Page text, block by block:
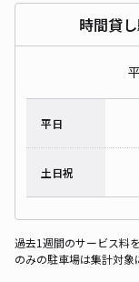
時間貸
平日
土日祝
過去1週間のサービス料
のみの駐車場は集計対象